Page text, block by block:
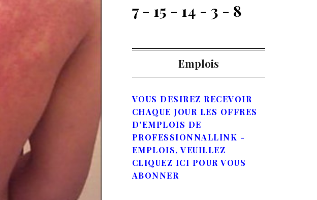
7 - 15 - 14 - 3 - 8
Emplois
VOUS DESIREZ RECEVOIR
CHAQUE JOUR LES OFFRES
D'EMPLOIS DE
PROFESSIONNALLINK -
EMPLOIS, VEUILLEZ
CLIQUEZ ICI POUR VOUS
ABONNER